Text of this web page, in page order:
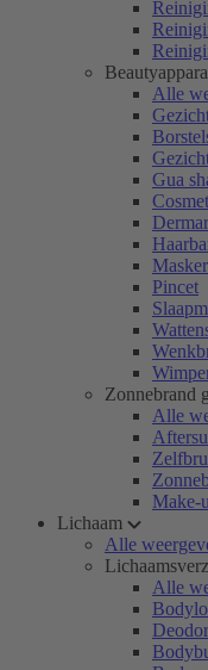
Alle
Gua
Pincet
Zonnebrand
Alle
Make-
Lichaam
Alle
Alle